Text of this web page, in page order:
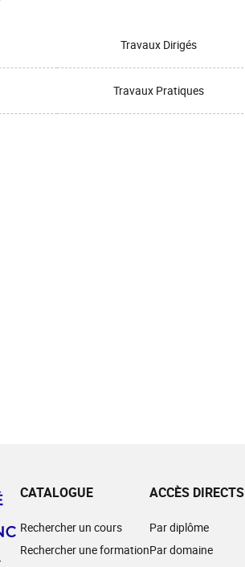
Travaux Dirigés
Travaux Pratiques
CATALOGUE
Rechercher un cours
Rechercher une formation
ACCÈS DIRECTS
Par diplôme
Par domaine